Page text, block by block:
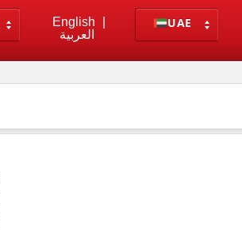
English
العربية
UAE